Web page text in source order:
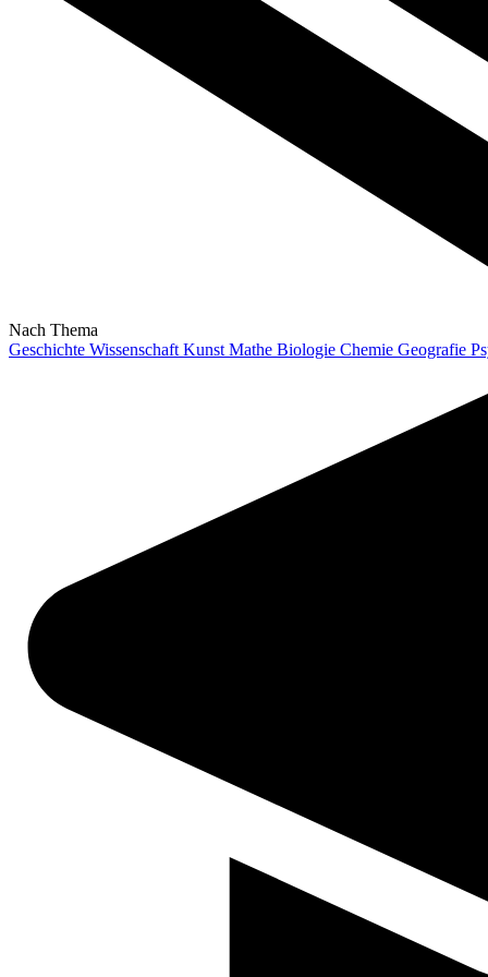
Nach Thema
Geschichte Wissenschaft Kunst Mathe Biologie Chemie Geografie